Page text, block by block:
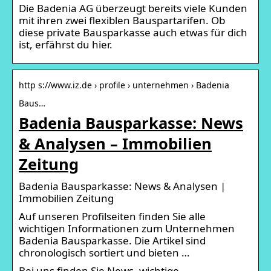
Die Badenia AG überzeugt bereits viele Kunden
mit ihren zwei flexiblen Bauspartarifen. Ob
diese private Bausparkasse auch etwas für dich
ist, erfährst du hier.
http s://www.iz.de › profile › unternehmen › Badenia
Baus…
Badenia Bausparkasse: News
& Analysen – Immobilien
Zeitung
Badenia Bausparkasse: News & Analysen |
Immobilien Zeitung
Auf unseren Profilseiten finden Sie alle
wichtigen Informationen zum Unternehmen
Badenia Bausparkasse. Die Artikel sind
chronologisch sortiert und bieten …